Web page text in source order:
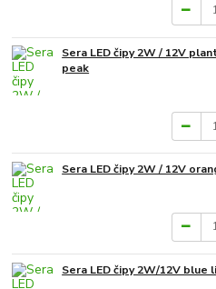
Sera LED čipy 2W / 12V
peak
Sera LED čipy 2W / 12V
Sera LED čipy 2W/12V blue